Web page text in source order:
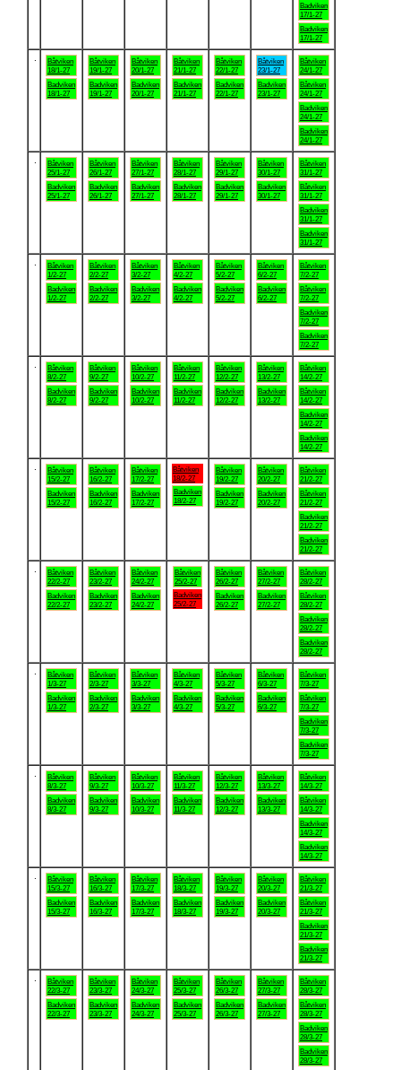
Badviken
17/1-27
Badviken
17/1-27
Båtviken
18/1-27
Badviken
18/1-27
Båtviken
19/1-27
Badviken
19/1-27
Båtviken
20/1-27
Badviken
20/1-27
Båtviken
21/1-27
Badviken
21/1-27
Båtviken
22/1-27
Badviken
22/1-27
Båtviken
23/1-27
Badviken
23/1-27
Båtviken
24/1-27
Båtviken
24/1-27
Badviken
24/1-27
Badviken
24/1-27
Båtviken
25/1-27
Badviken
25/1-27
Båtviken
26/1-27
Badviken
26/1-27
Båtviken
27/1-27
Badviken
27/1-27
Båtviken
28/1-27
Badviken
28/1-27
Båtviken
29/1-27
Badviken
29/1-27
Båtviken
30/1-27
Badviken
30/1-27
Båtviken
31/1-27
Båtviken
31/1-27
Badviken
31/1-27
Badviken
31/1-27
Båtviken
1/2-27
Badviken
1/2-27
Båtviken
2/2-27
Badviken
2/2-27
Båtviken
3/2-27
Badviken
3/2-27
Båtviken
4/2-27
Badviken
4/2-27
Båtviken
5/2-27
Badviken
5/2-27
Båtviken
6/2-27
Badviken
6/2-27
Båtviken
7/2-27
Båtviken
7/2-27
Badviken
7/2-27
Badviken
7/2-27
Båtviken
8/2-27
Badviken
8/2-27
Båtviken
9/2-27
Badviken
9/2-27
Båtviken
10/2-27
Badviken
10/2-27
Båtviken
11/2-27
Badviken
11/2-27
Båtviken
12/2-27
Badviken
12/2-27
Båtviken
13/2-27
Badviken
13/2-27
Båtviken
14/2-27
Båtviken
14/2-27
Badviken
14/2-27
Badviken
14/2-27
Båtviken
15/2-27
Badviken
15/2-27
Båtviken
16/2-27
Badviken
16/2-27
Båtviken
17/2-27
Badviken
17/2-27
Båtviken
18/2-27
Badviken
18/2-27
Båtviken
19/2-27
Badviken
19/2-27
Båtviken
20/2-27
Badviken
20/2-27
Båtviken
21/2-27
Båtviken
21/2-27
Badviken
21/2-27
Badviken
21/2-27
Båtviken
22/2-27
Badviken
22/2-27
Båtviken
23/2-27
Badviken
23/2-27
Båtviken
24/2-27
Badviken
24/2-27
Båtviken
25/2-27
Badviken
25/2-27
Båtviken
26/2-27
Badviken
26/2-27
Båtviken
27/2-27
Badviken
27/2-27
Båtviken
28/2-27
Båtviken
28/2-27
Badviken
28/2-27
Badviken
28/2-27
Båtviken
1/3-27
Badviken
1/3-27
Båtviken
2/3-27
Badviken
2/3-27
Båtviken
3/3-27
Badviken
3/3-27
Båtviken
4/3-27
Badviken
4/3-27
Båtviken
5/3-27
Badviken
5/3-27
Båtviken
6/3-27
Badviken
6/3-27
Båtviken
7/3-27
Båtviken
7/3-27
Badviken
7/3-27
Badviken
7/3-27
Båtviken
8/3-27
Badviken
8/3-27
Båtviken
9/3-27
Badviken
9/3-27
Båtviken
10/3-27
Badviken
10/3-27
Båtviken
11/3-27
Badviken
11/3-27
Båtviken
12/3-27
Badviken
12/3-27
Båtviken
13/3-27
Badviken
13/3-27
Båtviken
14/3-27
Båtviken
14/3-27
Badviken
14/3-27
Badviken
14/3-27
Båtviken
15/3-27
Badviken
15/3-27
Båtviken
16/3-27
Badviken
16/3-27
Båtviken
17/3-27
Badviken
17/3-27
Båtviken
18/3-27
Badviken
18/3-27
Båtviken
19/3-27
Badviken
19/3-27
Båtviken
20/3-27
Badviken
20/3-27
Båtviken
21/3-27
Båtviken
21/3-27
Badviken
21/3-27
Badviken
21/3-27
Båtviken
22/3-27
Badviken
22/3-27
Båtviken
23/3-27
Badviken
23/3-27
Båtviken
24/3-27
Badviken
24/3-27
Båtviken
25/3-27
Badviken
25/3-27
Båtviken
26/3-27
Badviken
26/3-27
Båtviken
27/3-27
Badviken
27/3-27
Båtviken
28/3-27
Båtviken
28/3-27
Badviken
28/3-27
Badviken
28/3-27